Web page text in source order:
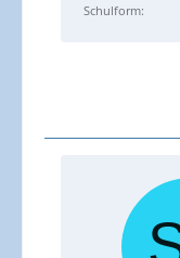
Schulform